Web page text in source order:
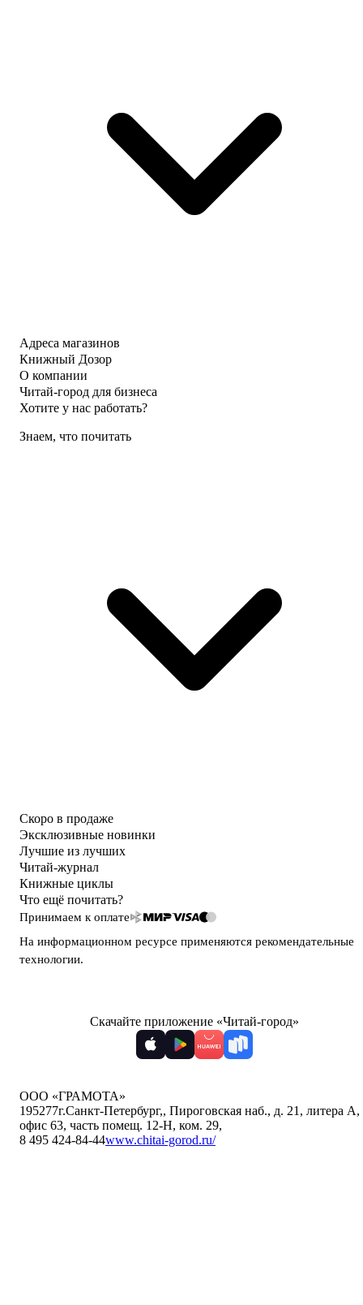
Адреса магазинов
Книжный Дозор
О компании
Читай-город для бизнеса
Хотите у нас работать?
Знаем, что почитать
Скоро в продаже
Эксклюзивные новинки
Лучшие из лучших
Читай-журнал
Книжные циклы
Что ещё почитать?
Принимаем к оплате
На информационном ресурсе применяются рекомендательные
технологии.
Скачайте приложение «Читай-город»
ООО «ГРАМОТА»
195277г.Санкт-Петербург,, Пироговская наб., д. 21, литера А,
офис 63, часть помещ. 12-Н, ком. 29,
8 495 424-84-44www.chitai-gorod.ru/